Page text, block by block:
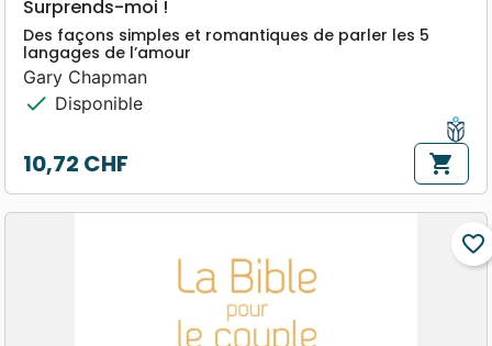
Surprends-moi !
Des façons simples et romantiques de parler les 5
langages de l’amour
Gary Chapman
check Disponible
Prix
10,72 CHF shopping_cart
favorite_border